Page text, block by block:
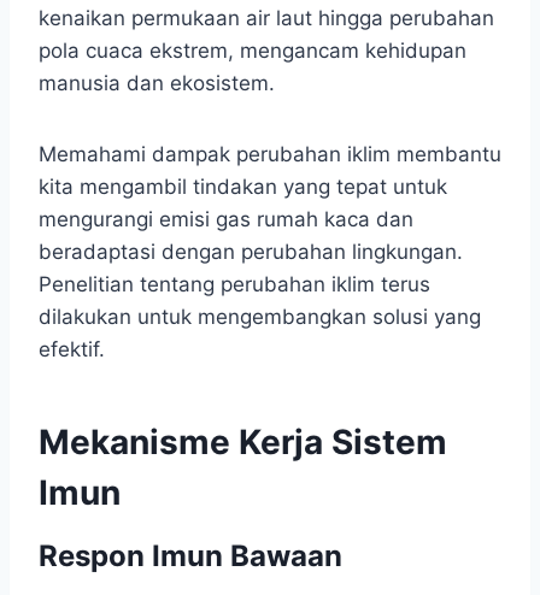
kenaikan permukaan air laut hingga perubahan
pola cuaca ekstrem, mengancam kehidupan
manusia dan ekosistem.
Memahami dampak perubahan iklim membantu
kita mengambil tindakan yang tepat untuk
mengurangi emisi gas rumah kaca dan
beradaptasi dengan perubahan lingkungan.
Penelitian tentang perubahan iklim terus
dilakukan untuk mengembangkan solusi yang
efektif.
Mekanisme Kerja Sistem
Imun
Respon Imun Bawaan